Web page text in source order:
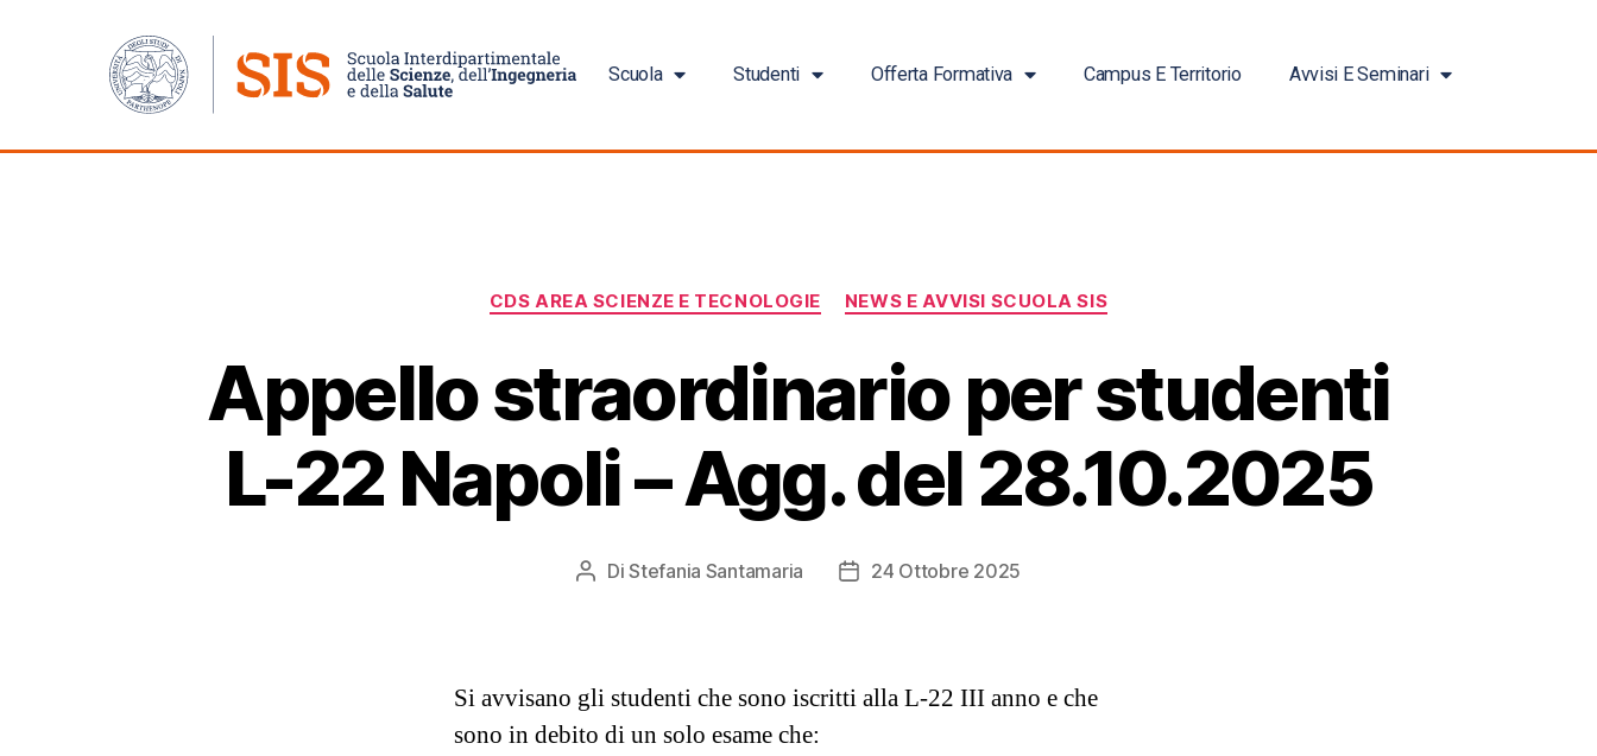
Scuola Studenti Offerta Formativa Campus E Territorio Avvisi E Seminari
Giorno:24 Ottobre 2025
CDS AREA SCIENZE E TECNOLOGIE NEWS E AVVISI SCUOLA SIS
Appello straordinario per studenti
L-22 Napoli – Agg. del 28.10.2025
DiStefania Santamaria 24 Ottobre 2025
Si avvisano gli studenti che sono iscritti alla L-22 III anno e che
sono in debito di un solo esame che: